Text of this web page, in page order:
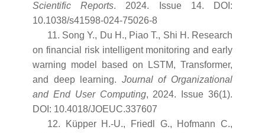
Scientific Reports. 2024. Issue 14. DOI:
10.1038/s41598-024-75026-8
11. Song Y., Du H., Piao T., Shi H. Research
on financial risk intelligent monitoring and early
warning model based on LSTM, Transformer,
and deep learning. Journal of Organizational
and End User Computing, 2024. Issue 36(1).
DOI: 10.4018/JOEUC.337607
12. Küpper H.-U., Friedl G., Hofmann C.,